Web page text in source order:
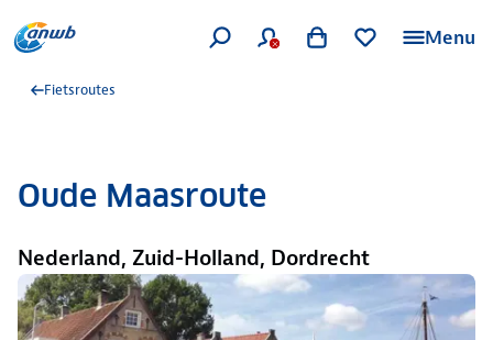
Menu
Fietsroutes
Oude Maasroute
Nederland, Zuid-Holland, Dordrecht